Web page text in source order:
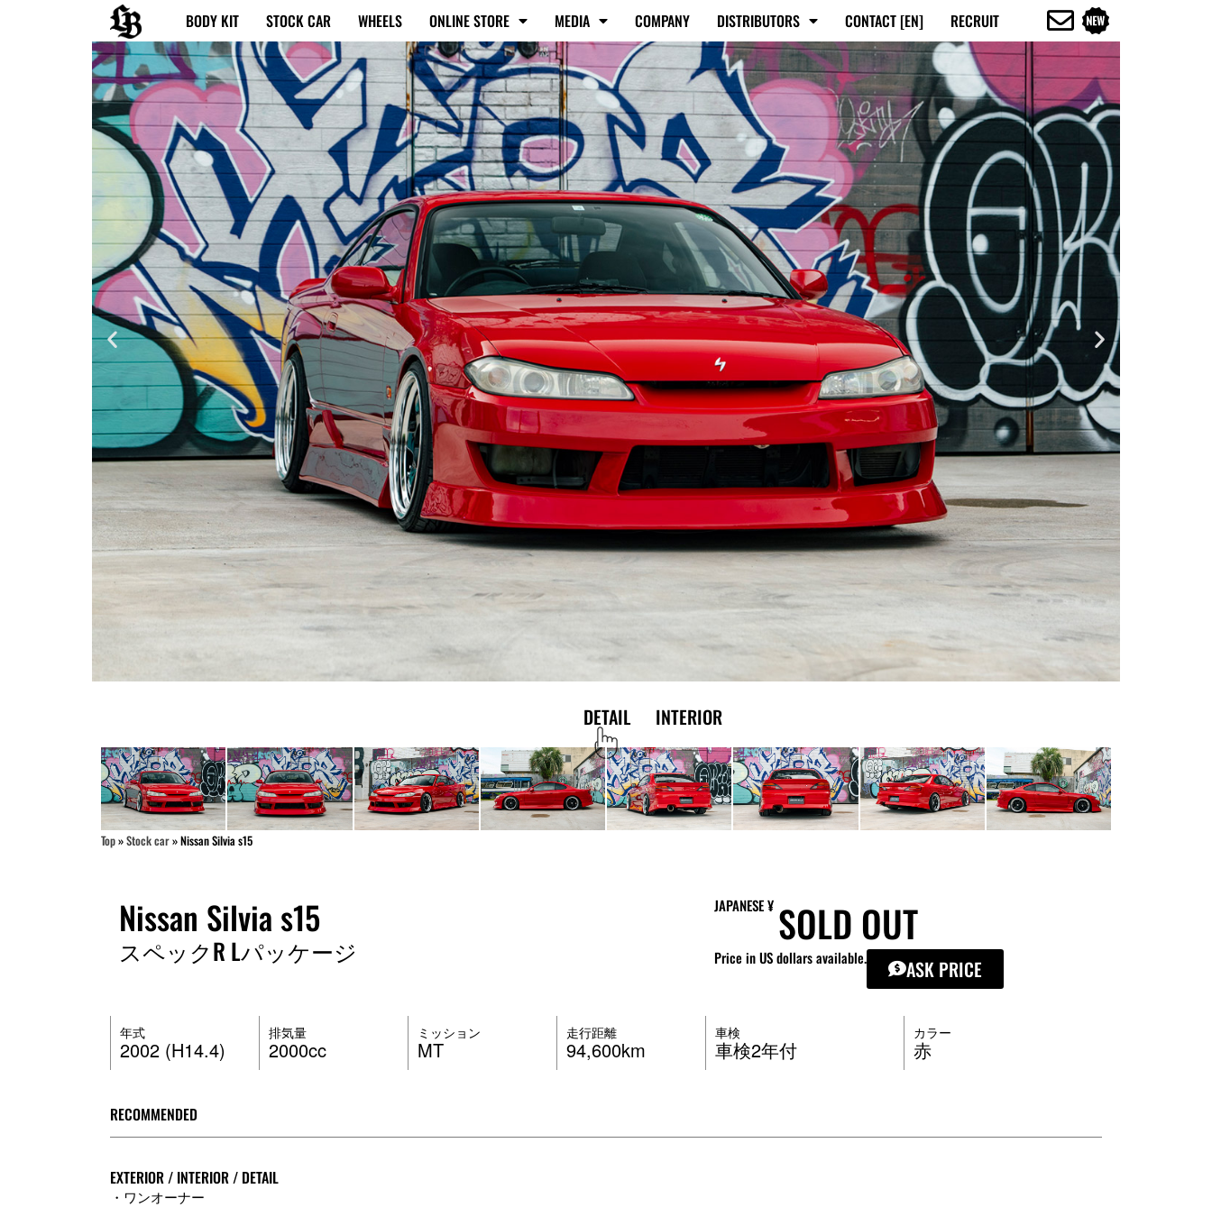
BODY KIT STOCK CAR WHEELS ONLINE STORE MEDIA COMPANY DISTRIBUTORS CONTACT [EN] RECRUIT
DETAIL INTERIOR
Top»Stock car»Nissan Silvia s15
Nissan Silvia s15
スペックR Lパッケージ
JAPANESE ¥ SOLD OUT
Price in US dollars available. ASK PRICE
年式
2002 (H14.4)
排気量
2000cc
ミッション
MT
走行距離
94,600km
車検
車検2年付
カラー
赤
RECOMMENDED
EXTERIOR / INTERIOR / DETAIL
・ワンオーナー